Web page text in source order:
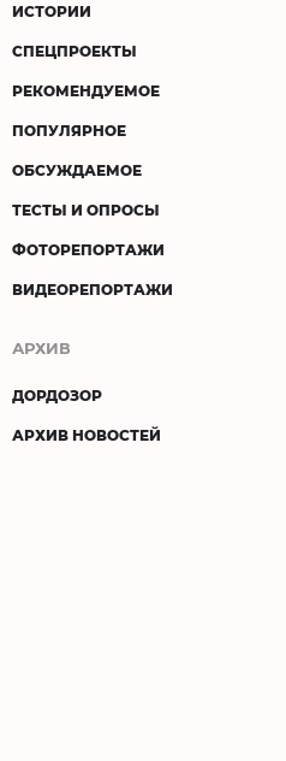
ИСТОРИИ
СПЕЦПРОЕКТЫ
РЕКОМЕНДУЕМОЕ
ПОПУЛЯРНОЕ
ОБСУЖДАЕМОЕ
ТЕСТЫ И ОПРОСЫ
ФОТОРЕПОРТАЖИ
ВИДЕОРЕПОРТАЖИ
АРХИВ
ДОРДОЗОР
АРХИВ НОВОСТЕЙ